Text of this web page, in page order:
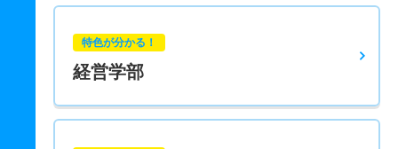
特色が分かる！
経営学部